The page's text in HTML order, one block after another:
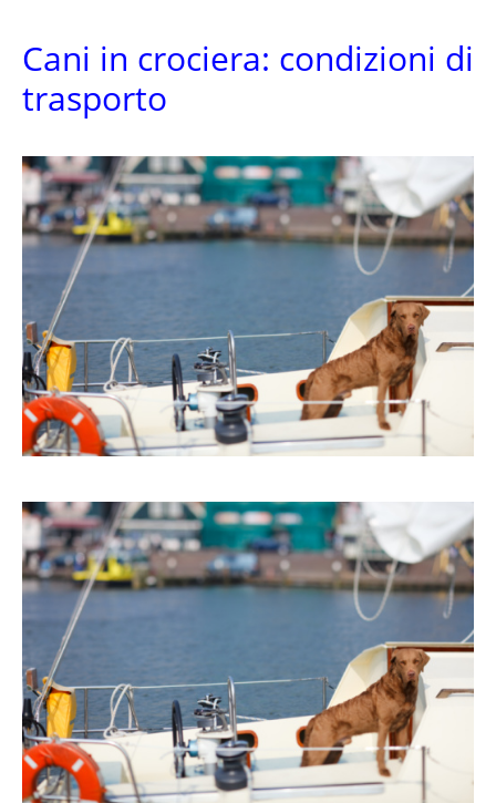
Cani in crociera: condizioni di
trasporto